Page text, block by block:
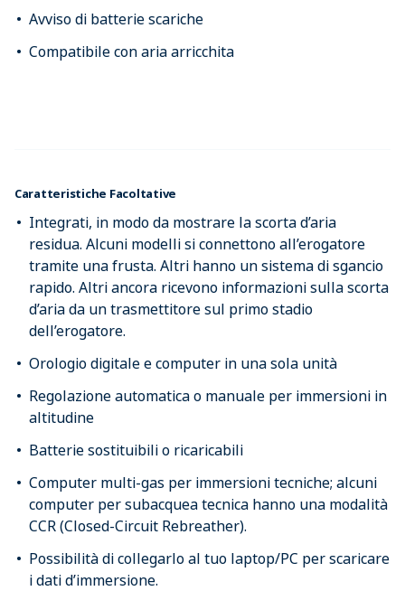
Avviso di batterie scariche
Compatibile con aria arricchita
Caratteristiche Facoltative
Integrati, in modo da mostrare la scorta d’aria
residua. Alcuni modelli si connettono all’erogatore
tramite una frusta. Altri hanno un sistema di sgancio
rapido. Altri ancora ricevono informazioni sulla scorta
d’aria da un trasmettitore sul primo stadio
dell’erogatore.
Orologio digitale e computer in una sola unità
Regolazione automatica o manuale per immersioni in
altitudine
Batterie sostituibili o ricaricabili
Computer multi-gas per immersioni tecniche; alcuni
computer per subacquea tecnica hanno una modalità
CCR (Closed-Circuit Rebreather).
Possibilità di collegarlo al tuo laptop/PC per scaricare
i dati d’immersione.